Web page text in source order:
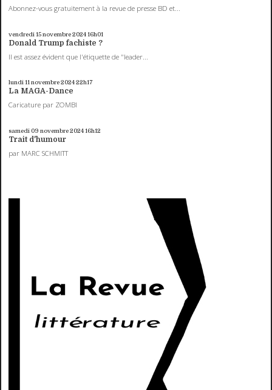
Abonnez-vous gratuitement à la revue de presse BD et...
vendredi 15novembre 202416h01
Donald Trump fachiste ?
Il est assez évident que l'étiquette de "leader...
lundi 11novembre 202422h17
La MAGA-Dance
Caricature par ZOMBI
samedi 09 novembre 202416h12
Trait d'humour
par MARC SCHMITT